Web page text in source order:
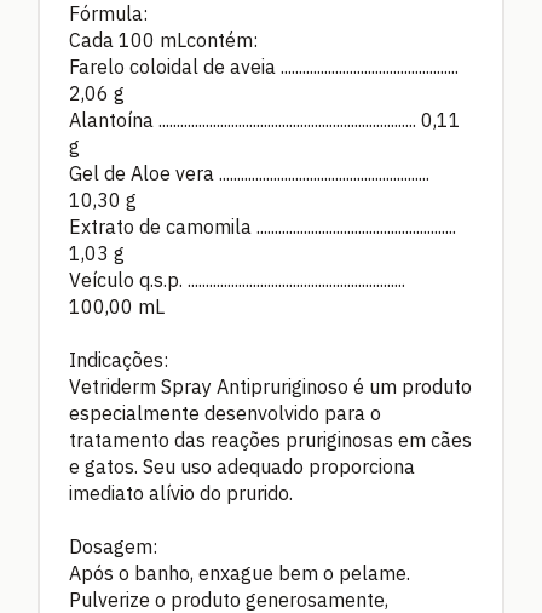
Fórmula:
Cada 100 mLcontém:
Farelo coloidal de aveia .................................................
2,06 g
Alantoína ....................................................................... 0,11
g
Gel de Aloe vera ..........................................................
10,30 g
Extrato de camomila .......................................................
1,03 g
Veículo q.s.p. ............................................................
100,00 mL
Indicações:
Vetriderm Spray Antipruriginoso é um produto
especialmente desenvolvido para o
tratamento das reações pruriginosas em cães
e gatos. Seu uso adequado proporciona
imediato alívio do prurido.
Dosagem:
Após o banho, enxague bem o pelame.
Pulverize o produto generosamente,